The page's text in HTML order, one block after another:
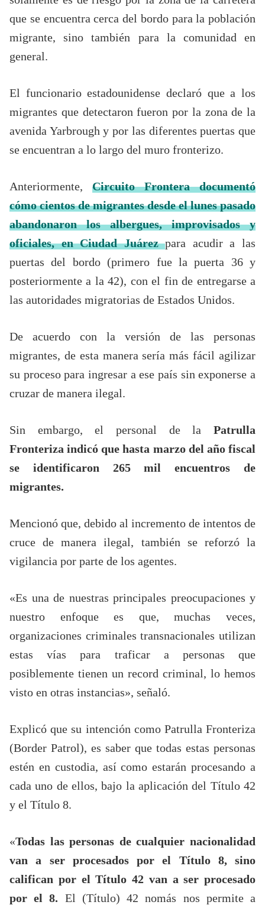
que se encuentra cerca del bordo para la población
migrante, sino también para la comunidad en
general.
El funcionario estadounidense declaró que a los
migrantes que detectaron fueron por la zona de la
avenida Yarbrough y por las diferentes puertas que
se encuentran a lo largo del muro fronterizo.
Anteriormente, Circuito Frontera documentó
cómo cientos de migrantes desde el lunes pasado
abandonaron los albergues, improvisados y
oficiales, en Ciudad Juárezpara acudir a las
puertas del bordo (primero fue la puerta 36 y
posteriormente a la 42), con el fin de entregarse a
las autoridades migratorias de Estados Unidos.
De acuerdo con la versión de las personas
migrantes, de esta manera sería más fácil agilizar
su proceso para ingresar a ese país sin exponerse a
cruzar de manera ilegal.
Sin embargo, el personal de la Patrulla
Fronteriza indicó que hasta marzo del año fiscal
se identificaron 265 mil encuentros de
migrantes.
Mencionó que, debido al incremento de intentos de
cruce de manera ilegal, también se reforzó la
vigilancia por parte de los agentes.
«Es una de nuestras principales preocupaciones y
nuestro enfoque es que, muchas veces,
organizaciones criminales transnacionales utilizan
estas vías para traficar a personas que
posiblemente tienen un record criminal, lo hemos
visto en otras instancias», señaló.
Explicó que su intención como Patrulla Fronteriza
(Border Patrol), es saber que todas estas personas
estén en custodia, así como estarán procesando a
cada uno de ellos, bajo la aplicación del Título 42
y el Título 8.
«Todas las personas de cualquier nacionalidad
van a ser procesados por el Título 8, sino
califican por el Título 42 van a ser procesado
por el 8. El (Título) 42 nomás nos permite a